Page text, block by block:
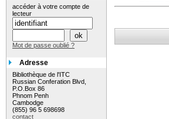
accéder à votre compte de
lecteur
Mot de passe oublié ?
Adresse
Bibliothèque de l'ITC
Russian Conferation Blvd,
P.O.Box 86
Phnom Penh
Cambodge
(855) 96 5 698698
contact